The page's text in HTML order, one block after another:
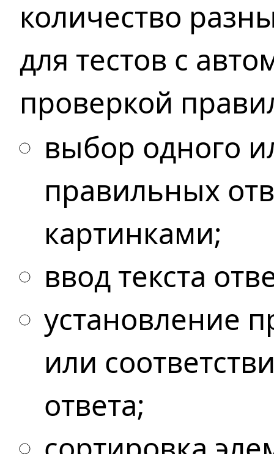
количество
для тестов с
проверкой
выбор одного
правильных
картинками;
ввод текста
установление
или
ответа;